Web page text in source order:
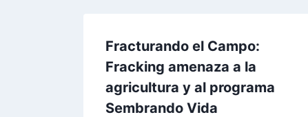
Fracturando el Campo:
Fracking amenaza a la
agricultura y al programa
Sembrando Vida